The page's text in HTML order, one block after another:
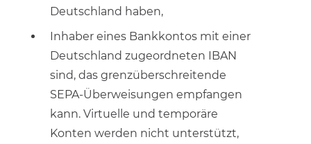
Deutschland haben,
Inhaber eines Bankkontos mit einer
Deutschland zugeordneten IBAN
sind, das grenzüberschreitende
SEPA-Überweisungen empfangen
kann. Virtuelle und temporäre
Konten werden nicht unterstützt,